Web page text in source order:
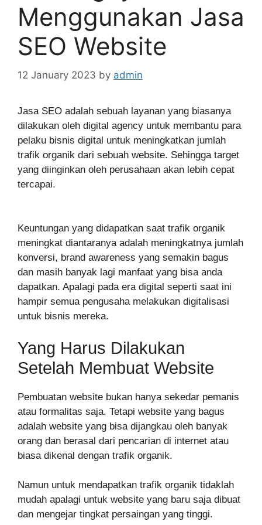
Menggunakan Jasa
SEO Website
12 January 2023 by admin
Jasa SEO adalah sebuah layanan yang biasanya
dilakukan oleh digital agency untuk membantu para
pelaku bisnis digital untuk meningkatkan jumlah
trafik organik dari sebuah website. Sehingga target
yang diinginkan oleh perusahaan akan lebih cepat
tercapai.
Keuntungan yang didapatkan saat trafik organik
meningkat diantaranya adalah meningkatnya jumlah
konversi, brand awareness yang semakin bagus
dan masih banyak lagi manfaat yang bisa anda
dapatkan. Apalagi pada era digital seperti saat ini
hampir semua pengusaha melakukan digitalisasi
untuk bisnis mereka.
Yang Harus Dilakukan
Setelah Membuat Website
Pembuatan website bukan hanya sekedar pemanis
atau formalitas saja. Tetapi website yang bagus
adalah website yang bisa dijangkau oleh banyak
orang dan berasal dari pencarian di internet atau
biasa dikenal dengan trafik organik.
Namun untuk mendapatkan trafik organik tidaklah
mudah apalagi untuk website yang baru saja dibuat
dan mengejar tingkat persaingan yang tinggi.